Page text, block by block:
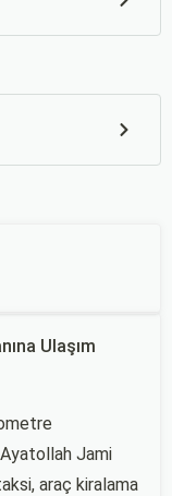
Ulaşım
Jami
araç kiralama